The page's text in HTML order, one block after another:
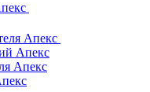
Апекс
Апекс
Апекс